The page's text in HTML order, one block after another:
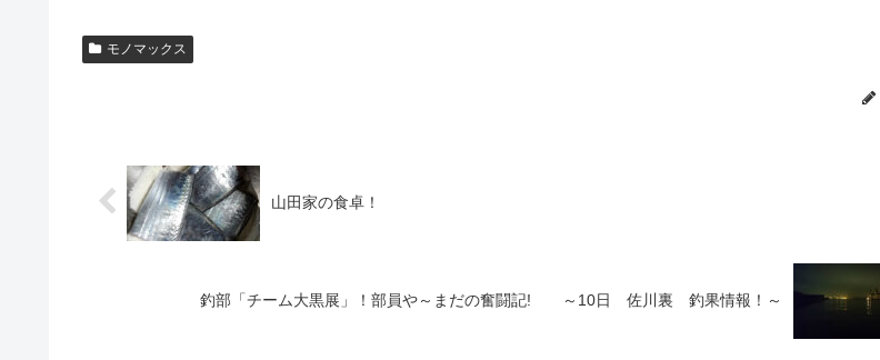
モノマックス
山田家の食卓！
釣部「チーム大黒展」！部員や～まだの奮闘記! ～10日 佐川裏 釣果情報！～